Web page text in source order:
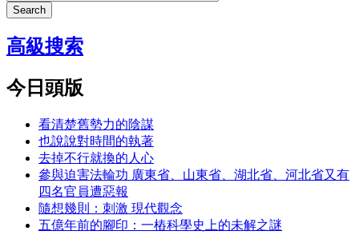
Search
高級搜索
今日頭版
看清楚舊勢力的陰謀
也說說對時間的執著
去掉不行就換的人心
參與迫害法輪功 廣東省、山東省、湖北省、河北省又有
四名官員遭惡報
隨想幾則：刺激 現代觀念
五億年前的腳印：一樁科學史上的未解之謎